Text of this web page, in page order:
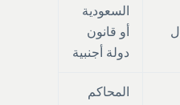
السعودية
أو قانون
دولة أجنبية
المحاكم